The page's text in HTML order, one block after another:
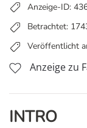
Anzeige-ID:
Betrachtet:
Veröffentlicht
Anzeige zu
INTRO